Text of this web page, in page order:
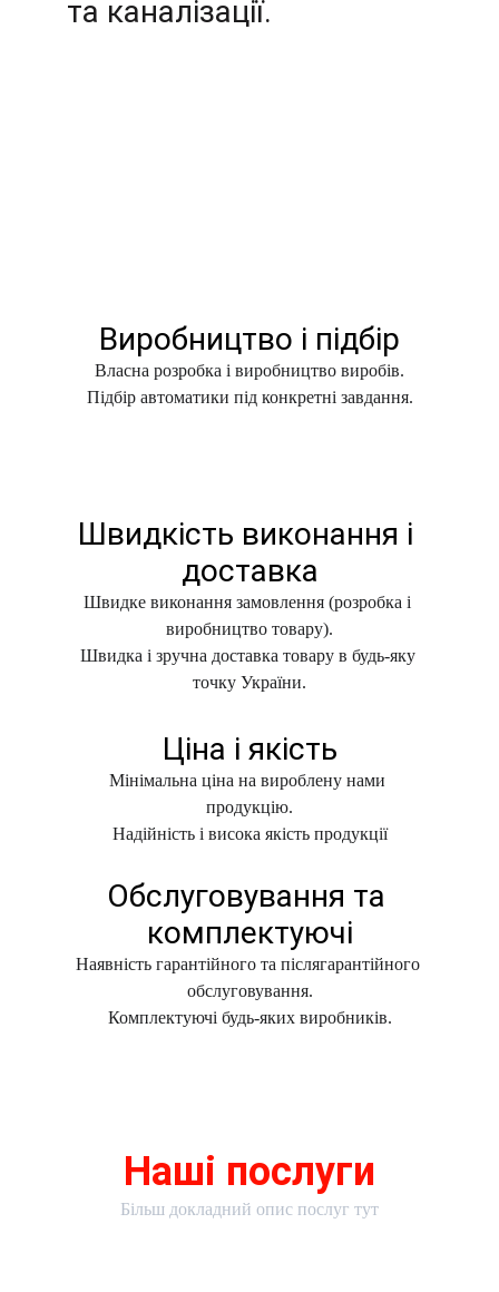
та каналізації.
Виробництво і підбір
Власна розробка і виробництво виробів.
Підбір автоматики під конкретні завдання.
Швидкість виконання і
доставка
Швидке виконання замовлення (розробка і
виробництво товару).
Швидка і зручна доставка товару в будь-яку
точку України.
Ціна і якість
Мінімальна ціна на вироблену нами
продукцію.
Надійність і висока якість продукції
Обслуговування та
комплектуючі
Наявність гарантійного та післягарантійного
обслуговування.
Комплектуючі будь-яких виробників.
Наші послуги
Більш докладний опис послуг тут